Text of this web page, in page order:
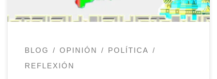
mismos, que nos olvidemos de nosotros
mismos. Cuantas […]
BLOG OPINIÓN
POLÍTICA
REFLEXIÓN